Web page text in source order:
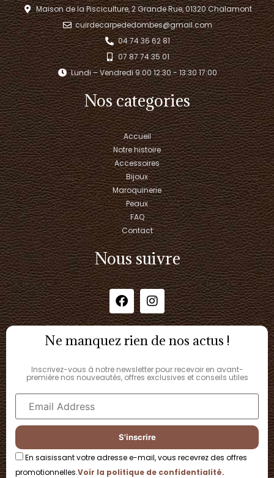
Maison de la Pisciculture, 2 Grande Rue, 01320 Chalamont
cuirdecarpededombes@gmail.com
04 74 36 62 81
07 87 74 35 01
Lundi – Vendredi 9:00 12:30 - 13:30 17:00​
Nos categories
Accueil
Notre histoire
Accessoires
Bijoux
Maroquinerie
Peaux
FAQ
Contact
Nous suivre
Ne manquez rien de nos actus !
Inscrivez-vous à notre newsletter pour recevoir en avant-
première nos nouveautés, offres exclusives et conseils utiles
En saisissant votre adresse e-mail, vous recevrez des offres
promotionnelles.Voir la politique de confidentialité.